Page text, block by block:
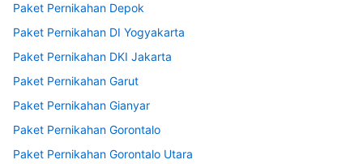
Paket Pernikahan Depok
Paket Pernikahan DI Yogyakarta
Paket Pernikahan DKI Jakarta
Paket Pernikahan Garut
Paket Pernikahan Gianyar
Paket Pernikahan Gorontalo
Paket Pernikahan Gorontalo Utara